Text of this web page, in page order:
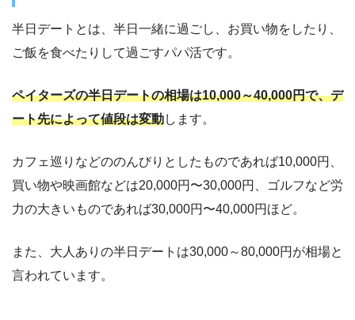
半日デートとは、半日一緒に過ごし、お買い物をしたり、
ご飯を食べたりして過ごすパパ活です。
ペイターズの半日デートの相場は10,000～40,000円で、デ
ート先によって値段は変動します。
カフェ巡りなどののんびりとしたものであれば10,000円、
買い物や映画館などは20,000円〜30,000円、ゴルフなど労
力の大きいものであれば30,000円〜40,000円ほど。
また、大人ありの半日デートは30,000～80,000円が相場と
言われています。